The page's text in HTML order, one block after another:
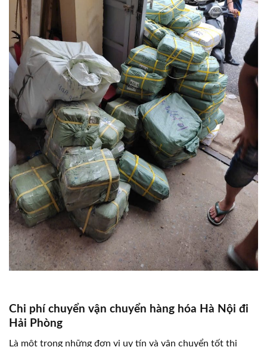
Chi phí chuyển vận chuyển hàng hóa Hà Nội đi
Hải Phòng
Là một trong những đơn vị uy tín và vận chuyển tốt thị